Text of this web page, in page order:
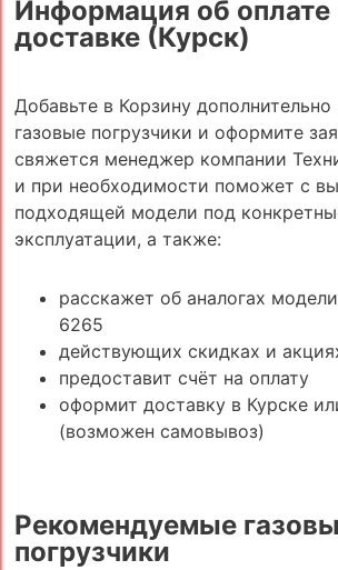
Информация об оплате
доставке (Курск)
Добавьте в Корзину дополнительно
газовые погрузчики и оформите
свяжется менеджер компании
и при необходимости поможет с
подходящей модели под
эксплуатации, а также:
расскажет об аналогах
6265
действующих скидках и
предоставит счёт на оплату
оформит доставку в Курске
(возможен самовывоз)
Рекомендуемые
погрузчики